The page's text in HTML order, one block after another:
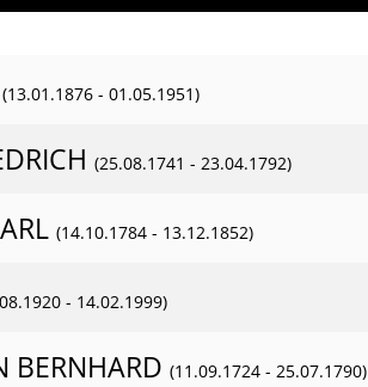
(13.01.1876 - 01.05.1951)
(25.08.1741 - 23.04.1792)
(14.10.1784 - 13.12.1852)
- 14.02.1999)
BERNHARD (11.09.1724 - 25.07.1790)